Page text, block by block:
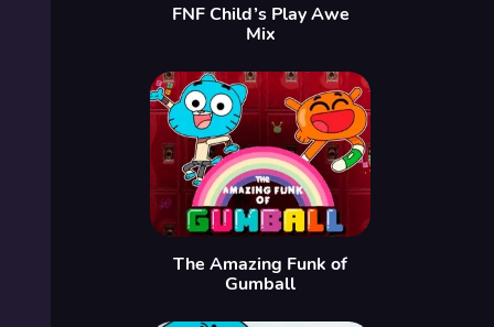
FNF Child’s Play Awe
Mix
The Amazing Funk of
Gumball